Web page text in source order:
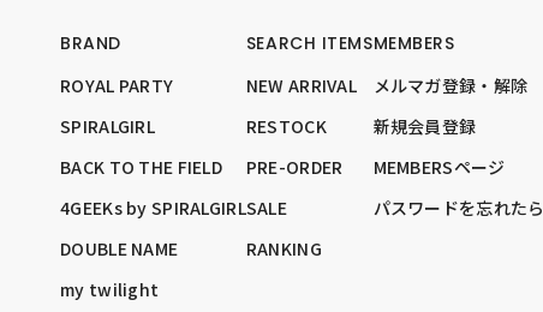
BRAND
ROYAL PARTY
SPIRALGIRL
BACK TO THE FIELD
4GEEKs by SPIRALGIRL
DOUBLE NAME
my twilight
SEARCH ITEMS
NEW ARRIVAL
RESTOCK
PRE-ORDER
SALE
RANKING
MEMBERS
メルマガ登録・解除
新規会員登録
MEMBERSページ
パスワードを忘れたら